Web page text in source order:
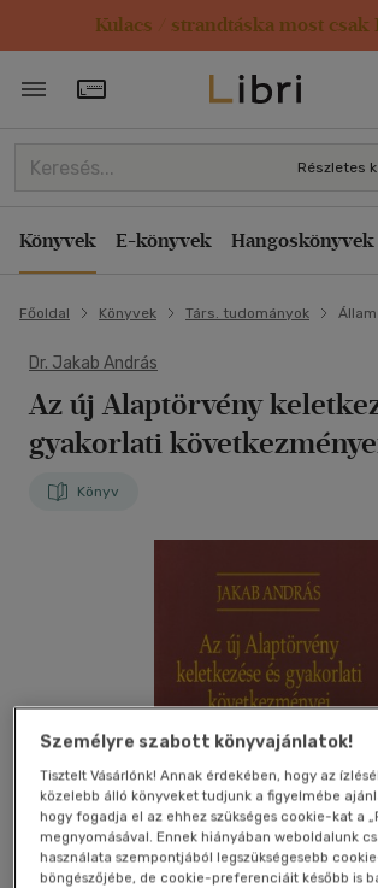
Kulacs / strandtáska most csak
Törzsvásárlói Kártya adatai
Részletes
Könyvek E-könyvek Hangoskönyvek
Főoldal Könyvek Társ. tudományok
Dr. Jakab András
Az új Alaptörvény
gyakorlati
Könyv
Személyre szabott könyvajánlatok!
Tisztelt Vásárlónk! Annak érdekében, hogy az
közelebb álló könyveket tudjunk a figyelmébe
hogy fogadja el az ehhez szükséges cookie-kat a
megnyomásával. Ennek hiányában weboldalunk
használata szempontjából legszükségesebb
böngészőjébe, de cookie-preferenciáit később is